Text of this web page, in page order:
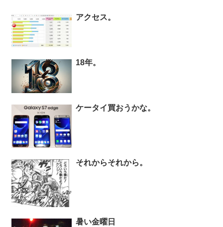
アクセス。
18年。
ケータイ買おうかな。
それからそれから。
暑い金曜日